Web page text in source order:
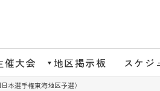
催大会 地区掲示板 スケジ
本選手権東海地区予選）